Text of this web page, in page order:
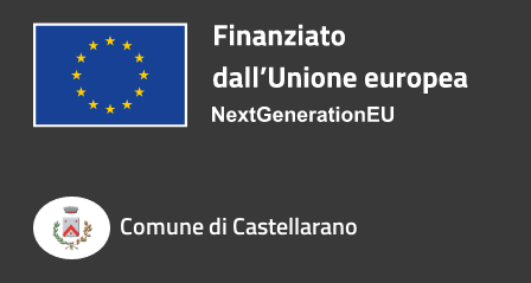
Comune di Castellarano